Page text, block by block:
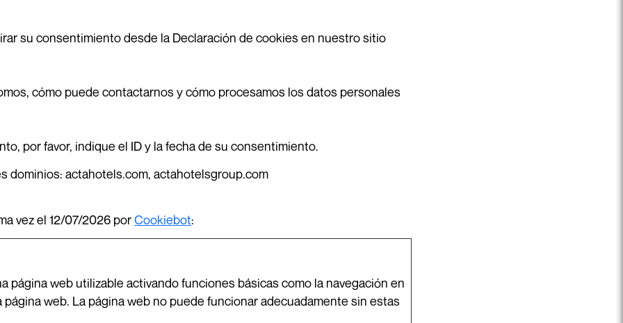
su consentimiento desde la Declaración de cookies en nuestro sitio
cómo puede contactarnos y cómo procesamos los datos personales
por favor, indique el ID y la fecha de su consentimiento.
dominios: actahotels.com, actahotelsgroup.com
vez el 12/07/2026 porCookiebot:
página web utilizable activando funciones básicas como la navegación en
web. La página web no puede funcionar adecuadamente sin estas